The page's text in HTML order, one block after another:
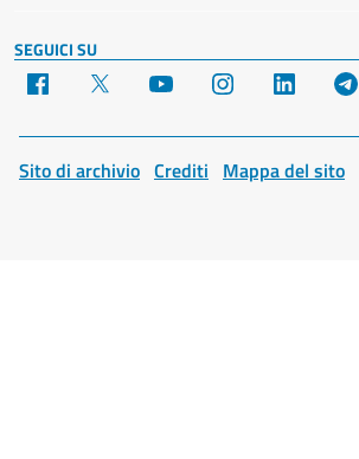
SEGUICI SU
Facebook YouTube Instagram LinkedIn
Sito di archivio Crediti Mappa del sito